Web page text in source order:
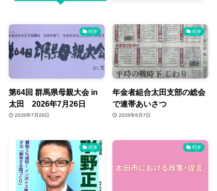
戦争
第64回 群馬県母親大会 in
太田 2026年7月26日
2026年7月28日
戦争
年金者組合太田支部の総会
で連帯あいさつ
2026年6月7日
戦争 戦争